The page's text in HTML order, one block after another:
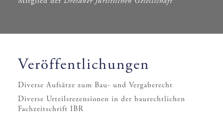
Veröffentlichungen
Diverse Aufsätze zum Bau- und Vergaberecht
Diverse Urteilsrezensionen in der baurechtlichen
Fachzeitschrift IBR